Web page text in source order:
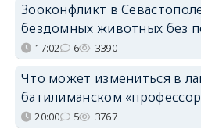
Зооконфликт в
бездомных животных без
17:02 6 3390
Что может измениться в
батилиманском
20:00 5 3767